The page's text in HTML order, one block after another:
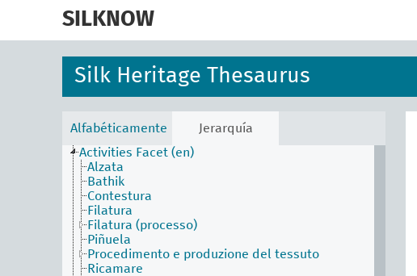
SILKNOW
Silk Heritage Thesaurus
Alfabéticamente
Jerarquía
Activities Facet (en)
Alzata
Bathik
Contestura
Filatura
Filatura (processo)
Piñuela
Procedimento e produzione del tessuto
Ricamare